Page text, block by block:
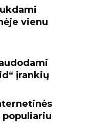
vienu
įrankių
populiariu